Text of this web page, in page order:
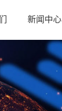
新闻中心
公司动态
行业动态